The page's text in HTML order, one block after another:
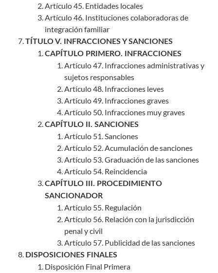
Artículo 45. Entidades locales
Artículo 46. Instituciones colaboradoras de
integración familiar
TÍTULO V. INFRACCIONES Y SANCIONES
CAPÍTULO PRIMERO. INFRACCIONES
Artículo 47. Infracciones administrativas y
sujetos responsables
Artículo 48. Infracciones leves
Artículo 49. Infracciones graves
Artículo 50. Infracciones muy graves
CAPÍTULO II. SANCIONES
Artículo 51. Sanciones
Artículo 52. Acumulación de sanciones
Artículo 53. Graduación de las sanciones
Artículo 54. Reincidencia
CAPÍTULO III. PROCEDIMIENTO
SANCIONADOR
Artículo 55. Regulación
Artículo 56. Relación con la jurisdicción
penal y civil
Artículo 57. Publicidad de las sanciones
DISPOSICIONES FINALES
Disposición Final Primera